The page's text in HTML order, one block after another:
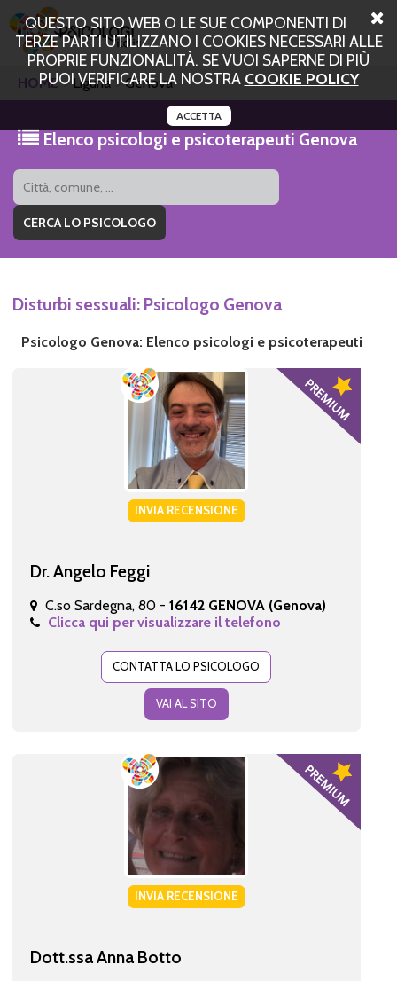
QUESTO SITO WEB O LE SUE COMPONENTI DI
TERZE PARTI UTILIZZANO I COOKIES NECESSARI ALLE
PROPRIE FUNZIONALITÀ. SE VUOI SAPERNE DI PIÙ
PUOI VERIFICARE LA NOSTRA COOKIE POLICY
ACCETTA
HOME Liguria Genova
Elenco psicologi e psicoterapeuti Genova
Disturbi sessuali: Psicologo Genova
Psicologo Genova: Elenco psicologi e psicoterapeuti
INVIA RECENSIONE
Dr. Angelo Feggi
C.so Sardegna, 80 - 16142 GENOVA (Genova)
Clicca qui per visualizzare il telefono
CONTATTA LO PSICOLOGO
VAI AL SITO
INVIA RECENSIONE
Dott.ssa Anna Botto